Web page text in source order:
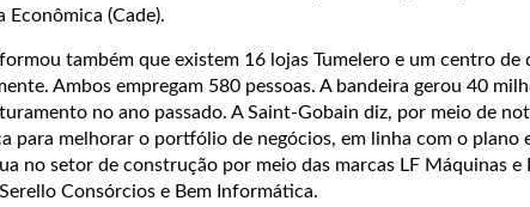
(Cade).
também que existem 16 lojas Tumelero e um centro
Ambos empregam 580 pessoas. A bandeira gerou 40
no ano passado. A Saint-Gobain diz, por meio de
para melhorar o portfólio de negócios, em linha com o plano
no setor de construção por meio das marcas LF Máquinas e
Consórcios e Bem Informática.